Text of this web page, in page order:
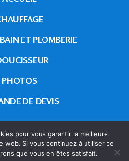
ET PLOMBERIE
PHOTOS
DE DEVIS
Marc EURL •Une
pour vous garantir la meilleure
web. Si vous continuez à utiliser ce
que vous en êtes satisfait.